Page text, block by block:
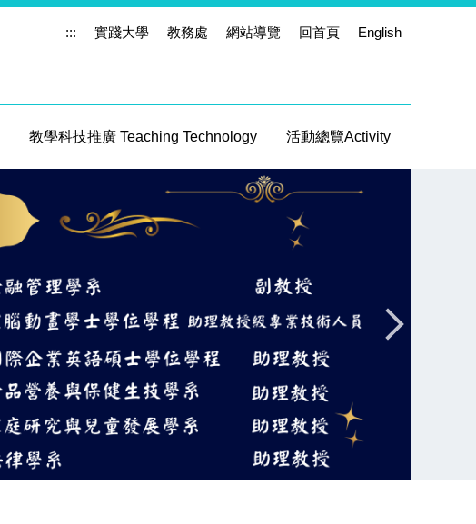
::: 實踐大學 教務處 網站導覽 回首頁 English
教學科技推廣 Teaching Technology 活動總覽Activity